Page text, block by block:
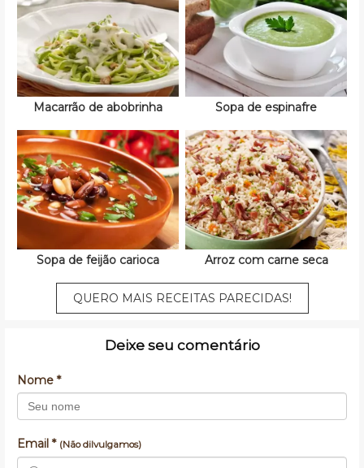
Macarrão de abobrinha Sopa de espinafre
Sopa de feijão carioca Arroz com carne seca
QUERO MAIS RECEITAS PARECIDAS!
Deixe seu comentário
Nome *
Email * (Não dilvulgamos)